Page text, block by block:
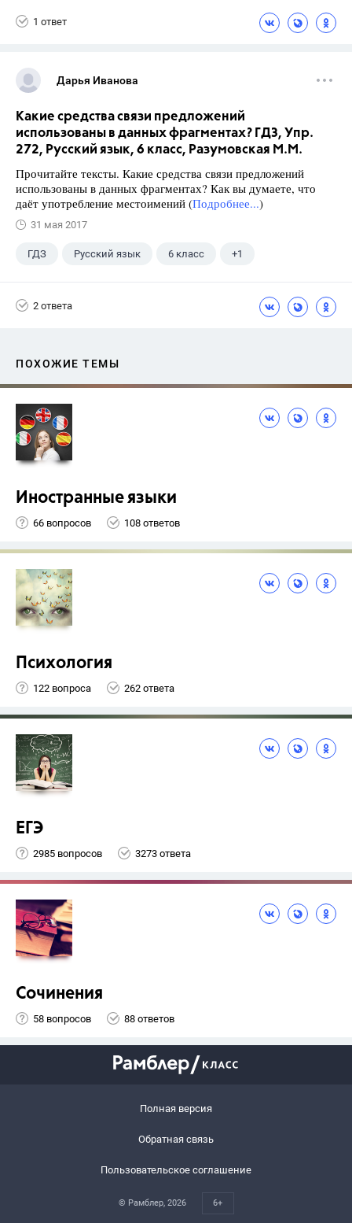
1 ответ
Дарья Иванова
Какие средства связи предложений
использованы в данных фрагментах? ГДЗ, Упр.
272, Русский язык, 6 класс, Разумовская М.М.
Прочитайте тексты. Какие средства связи предложений
использованы в данных фрагментах? Как вы думаете, что
даёт употребление местоимений (Подробнее...)
31 мая 2017
ГДЗ Русский язык 6 класс +1
2 ответа
ПОХОЖИЕ ТЕМЫ
Иностранные языки
66 вопросов 108 ответов
Психология
122 вопроса 262 ответа
ЕГЭ
2985 вопросов 3273 ответа
Сочинения
58 вопросов 88 ответов
Полная версия
Обратная связь
Пользовательское соглашение
© Рамблер, 2026 6+